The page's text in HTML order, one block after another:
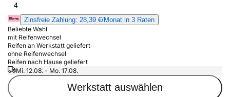
4
Zinsfreie Zahlung: 28,39 €/Monat in 3 Raten
Beliebte Wahl
mit Reifenwechsel
Reifen an Werkstatt geliefert
ohne Reifenwechsel
Reifen nach Hause geliefert
Mi. 12.08. - Mo. 17.08.
Werkstatt auswählen